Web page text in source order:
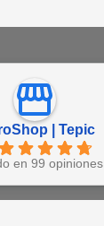
| Tepic
en 99 opiniones